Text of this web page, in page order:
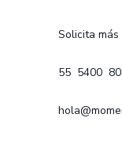
Solicita más
55 5400